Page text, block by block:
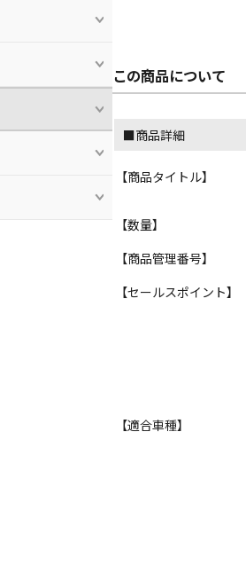
この商品について
■商品詳細
【商品タイトル】
【数量】
【商品管理番号】
【セールスポイント】
【適合車種】